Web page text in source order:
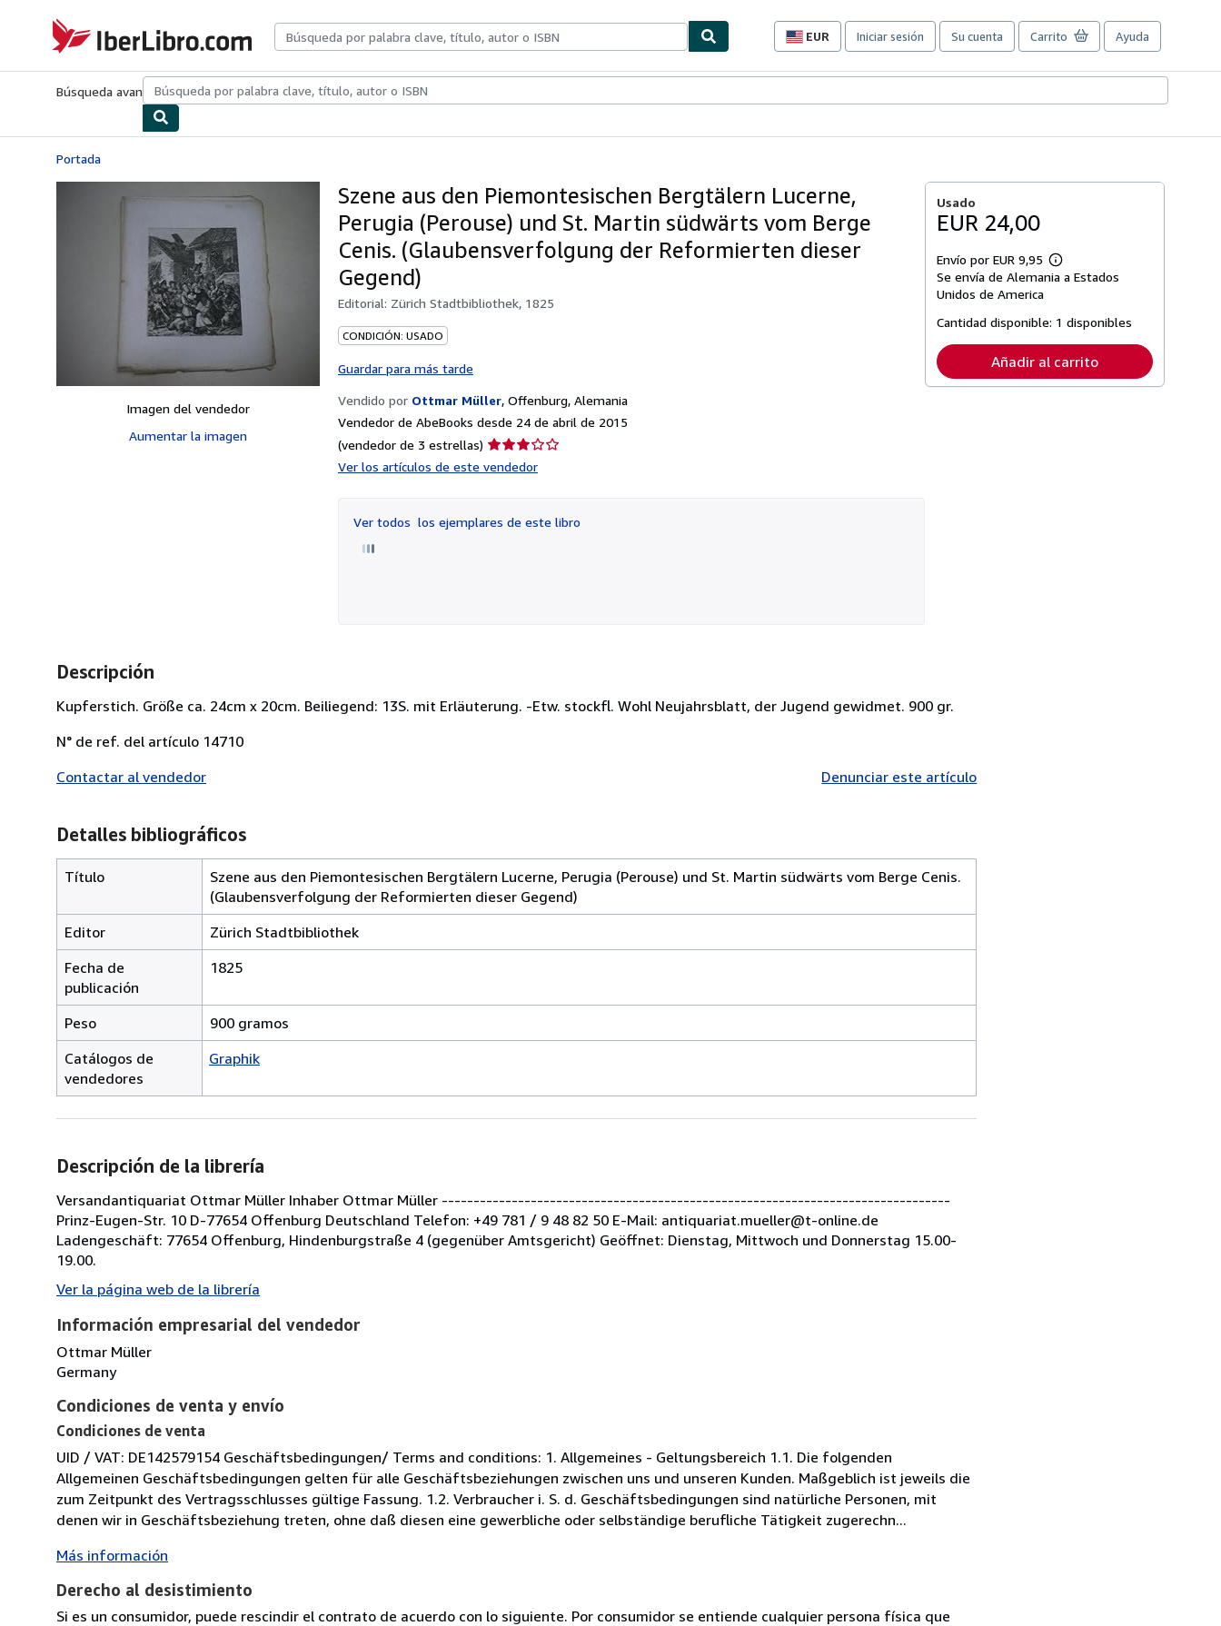
IberLibro.com
EUR
Preferencias
compra
sitio.
Iniciar sesión Su cuenta Carrito Ayuda
Búsqueda avanzadaColecciones Libros antiguosArte y coleccionismo
Portada
Imagen del vendedor
Aumentar la imagen
Szene aus den Piemontesischen Bergtälern Lucerne,
Perugia (Perouse) und St. Martin südwärts vom Berge
Cenis. (Glaubensverfolgung der Reformierten dieser
Gegend)
Editorial: Zürich Stadtbibliothek, 1825
CONDICIÓN: USADO
Guardar para más tarde
Vendido por Ottmar Müller, Offenburg, Alemania
Vendedor de AbeBooks desde 24 de abril de 2015
(vendedor de 3 estrellas) Calificación
Ver los artículos de este vendedor
Ver todos los ejemplares de este libro
Usado
EUR 24,00
Envío por EUR 9,95
Más
información
tarifas
envío
Se envía de Alemania a Estados
Unidos de America
Cantidad disponible: 1 disponibles
Añadir al carrito
Descripción
Kupferstich. Größe ca. 24cm x 20cm. Beiliegend: 13S. mit Erläuterung. -Etw. stockfl. Wohl Neujahrsblatt, der Jugend gewidmet. 900 gr.
N° de ref. del artículo 14710
Contactar al vendedor
Denunciar este artículo
Detalles bibliográficos
Título
Szene aus den Piemontesischen Bergtälern Lucerne, Perugia (Perouse) und St. Martin südwärts vom Berge Cenis.
(Glaubensverfolgung der Reformierten dieser Gegend)
Editor
Zürich Stadtbibliothek
Fecha de
publicación
1825
Peso
900 gramos
Catálogos de
vendedores
Graphik
Descripción de la librería
Versandantiquariat Ottmar Müller Inhaber Ottmar Müller --------------------------------------------------------------------------------
Prinz-Eugen-Str. 10 D-77654 Offenburg Deutschland Telefon: +49 781 / 9 48 82 50 E-Mail: antiquariat.mueller@t-online.de
Ladengeschäft: 77654 Offenburg, Hindenburgstraße 4 (gegenüber Amtsgericht) Geöffnet: Dienstag, Mittwoch und Donnerstag 15.00-
19.00.
Ver la página web de la librería
Información empresarial del vendedor
Ottmar Müller
Germany
Condiciones de venta y envío
Condiciones de venta
UID / VAT: DE142579154 Geschäftsbedingungen/ Terms and conditions: 1. Allgemeines - Geltungsbereich 1.1. Die folgenden
Allgemeinen Geschäftsbedingungen gelten für alle Geschäftsbeziehungen zwischen uns und unseren Kunden. Maßgeblich ist jeweils die
zum Zeitpunkt des Vertragsschlusses gültige Fassung. 1.2. Verbraucher i. S. d. Geschäftsbedingungen sind natürliche Personen, mit
denen wir in Geschäftsbeziehung treten, ohne daß diesen eine gewerbliche oder selbständige berufliche Tätigkeit zugerechn...
Más información
Derecho al desistimiento
Si es un consumidor, puede rescindir el contrato de acuerdo con lo siguiente. Por consumidor se entiende cualquier persona física que